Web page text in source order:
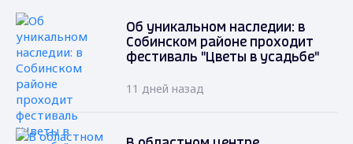
Об уникальном наследии: в
Собинском районе проходит
фестиваль "Цветы в усадьбе"
11 дней назад